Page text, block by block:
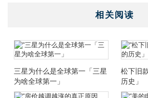
相关阅读
三星为什么是全球第一「三星
为啥全球第一」
松下旧
历史」